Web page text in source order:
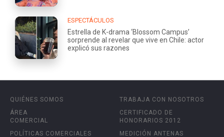
ESPECTÁCULOS
Estrella de K-drama ‘Blossom Campus’
sorprende al revelar que vive en Chile: actor
explicó sus razones
QUIÉNES SOMOS
ÁREA
COMERCIAL
POLÍTICAS COMERCIALES
TRABAJA CON NOSOTROS
CERTIFICADO DE
HONORARIOS 2012
MEDICIÓN ANTENAS